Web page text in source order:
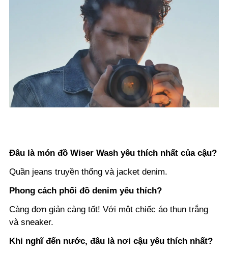
Đâu là món đồ Wiser Wash yêu thích nhất của cậu?
Quần jeans truyền thống và jacket denim.
Phong cách phối đồ denim yêu thích?
Càng đơn giản càng tốt! Với một chiếc áo thun trắng
và sneaker.
Khi nghĩ đến nước, đâu là nơi cậu yêu thích nhất?